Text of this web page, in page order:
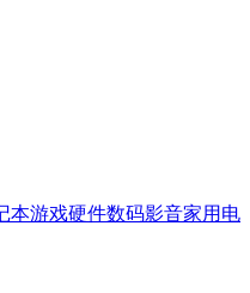
本游戏硬件数码影音家用电